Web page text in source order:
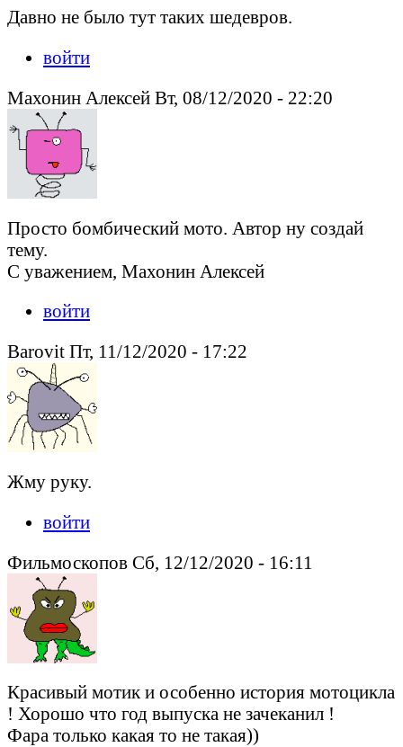
Давно не было тут таких шедевров.
войти
Махонин Алексей Вт, 08/12/2020 - 22:20
Просто бомбический мото. Автор ну создай
тему.
С уважением, Махонин Алексей
войти
Barovit Пт, 11/12/2020 - 17:22
Жму руку.
войти
Фильмоскопов Сб, 12/12/2020 - 16:11
Красивый мотик и особенно история мотоцикла
! Хорошо что год выпуска не зачеканил !
Фара только какая то не такая))